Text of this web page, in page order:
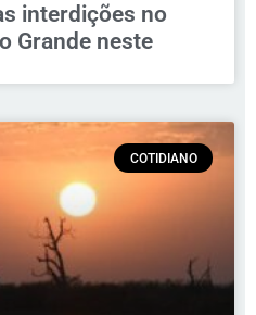
interdições no
Grande neste
COTIDIANO